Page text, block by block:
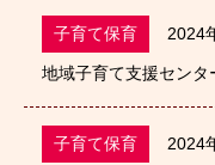
子育て保育 2024
地域子育て支援センタ
子育て保育 2024